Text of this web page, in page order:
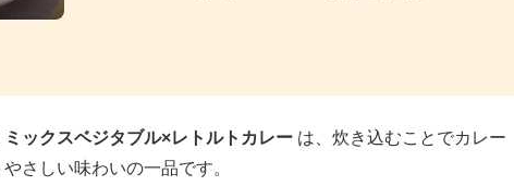
ックスベジタブル×レトルトカレー は、炊き込むことでカレー
さしい味わいの一品です。